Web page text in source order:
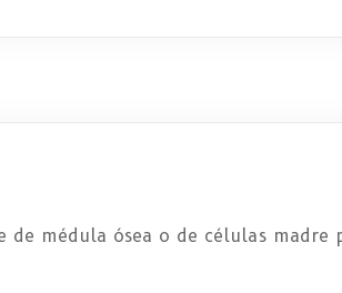
médula ósea o de células madre